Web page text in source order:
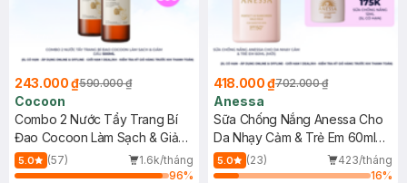
243.000 ₫590.000 ₫
Cocoon
Combo 2 Nước Tẩy Trang Bí
Đao Cocoon Làm Sạch & Giảm
Dầu 500ml
5.0 (57)
1.6k/tháng
96%
418.000 ₫702.000 ₫
Anessa
Sữa Chống Nắng Anessa Cho
Da Nhạy Cảm & Trẻ Em 60ml
(Mới)
5.0 (23)
423/tháng
16%